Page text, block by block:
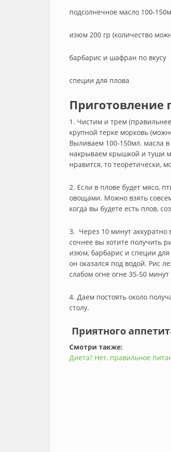
подсолнечное масло 100-
изюм 200 гр (количество
барбарис и шафран по вкусу
специи для плова
Приготовление
1. Чистим и трем
крупной терке морковь
Выливаем 100-150мл. масла в
накрываем крышкой и туши
нравится, то теоретически,
2. Если в плове будет мясо,
овощами. Можно взять
когда вы будете есть плов,
3. Через 10 минут аккуратно
сочнее вы хотите получить
изюм, барбарис и специи
он оказался под водой. Рис
слабом огне огне 35-50
4. Даем постоять около
столу.
Приятного
Смотри также:
Диета? Нет, правильное